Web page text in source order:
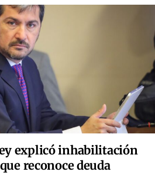
explicó inhabilitación
reconoce deuda